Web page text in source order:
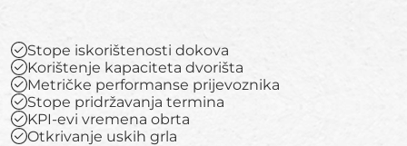
Stope iskorištenosti dokova
Korištenje kapaciteta dvorišta
Metričke performanse prijevoznika
Stope pridržavanja termina
KPI-evi vremena obrta
Otkrivanje uskih grla